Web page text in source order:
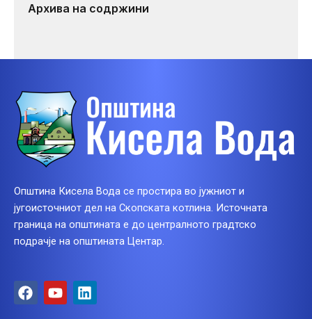
Архива на содржини
Општина Кисела Вода се простира во јужниот и
југоисточниот дел на Скопската котлина. Источната
граница на општината е до централното градтско
подрачје на општината Центар.
F
a
Y
o
L
i